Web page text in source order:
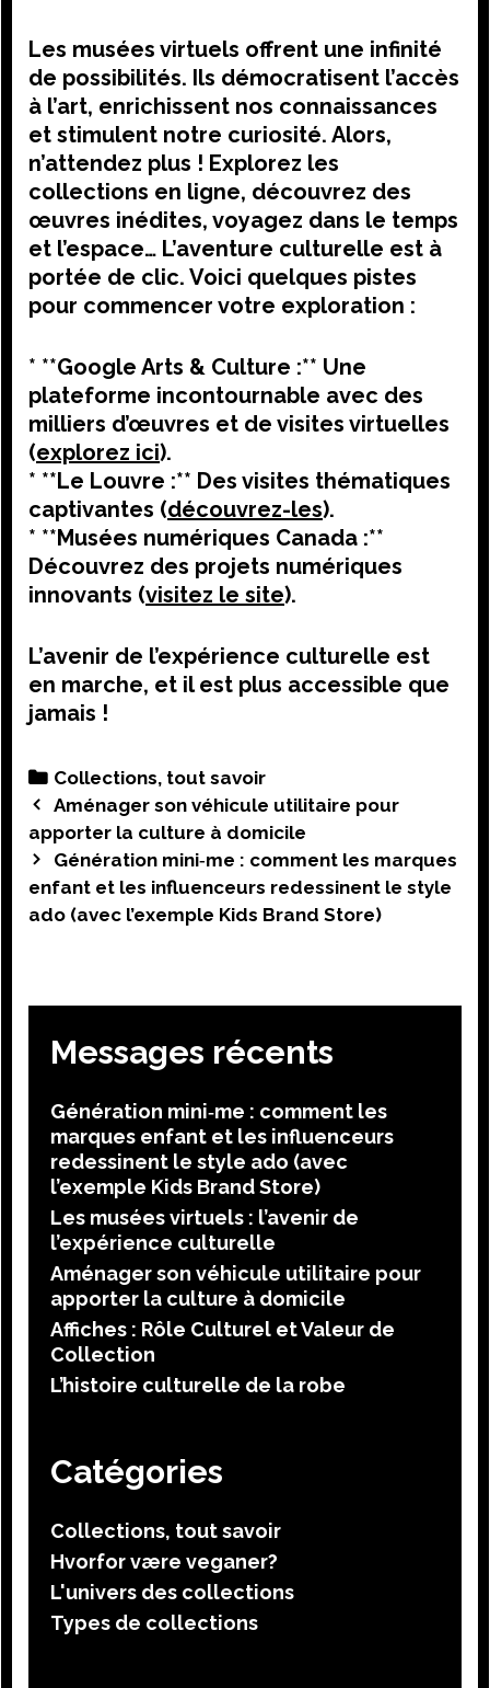
Les musées virtuels offrent une infinité
de possibilités. Ils démocratisent l’accès
à l’art, enrichissent nos connaissances
et stimulent notre curiosité. Alors,
n’attendez plus ! Explorez les
collections en ligne, découvrez des
œuvres inédites, voyagez dans le temps
et l’espace… L’aventure culturelle est à
portée de clic. Voici quelques pistes
pour commencer votre exploration :
* **Google Arts & Culture :** Une
plateforme incontournable avec des
milliers d’œuvres et de visites virtuelles
(explorez ici).
* **Le Louvre :** Des visites thématiques
captivantes (découvrez-les).
* **Musées numériques Canada :**
Découvrez des projets numériques
innovants (visitez le site).
L’avenir de l’expérience culturelle est
en marche, et il est plus accessible que
jamais !
Categories
Collections, tout savoir
Post
navigation
Aménager son véhicule utilitaire pour
apporter la culture à domicile
Génération mini‑me : comment les marques
enfant et les influenceurs redessinent le style
ado (avec l’exemple Kids Brand Store)
Messages récents
Génération mini‑me : comment les
marques enfant et les influenceurs
redessinent le style ado (avec
l’exemple Kids Brand Store)
Les musées virtuels : l’avenir de
l’expérience culturelle
Aménager son véhicule utilitaire pour
apporter la culture à domicile
Affiches : Rôle Culturel et Valeur de
Collection
L’histoire culturelle de la robe
Catégories
Collections, tout savoir
Hvorfor være veganer?
L'univers des collections
Types de collections